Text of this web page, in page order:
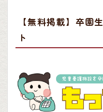
【無料掲載】卒
ト